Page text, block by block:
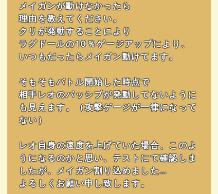
メイガンが動けなかったら
理由を教えてください。
クリが発動することにより
ラグドールの10％ゲージアップにより、
いつもだったらメイガン動けてます。
そもそもバトル開始した時点で
相手レオのパッシブが発動してないように
も見えます。（攻撃ゲージが一律になって
ない）
レオ自身の速度を上げていた場合、このよ
うになるのかと思い、テストにて確認しま
したが、メイガン割り込めました…
よろしくお願い申し致します。